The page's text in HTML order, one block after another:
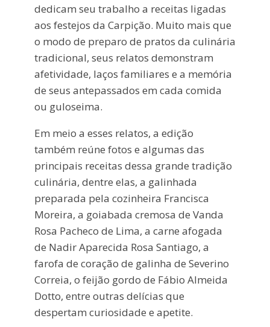
dedicam seu trabalho a receitas ligadas
aos festejos da Carpição. Muito mais que
o modo de preparo de pratos da culinária
tradicional, seus relatos demonstram
afetividade, laços familiares e a memória
de seus antepassados em cada comida
ou guloseima.
Em meio a esses relatos, a edição
também reúne fotos e algumas das
principais receitas dessa grande tradição
culinária, dentre elas, a galinhada
preparada pela cozinheira Francisca
Moreira, a goiabada cremosa de Vanda
Rosa Pacheco de Lima, a carne afogada
de Nadir Aparecida Rosa Santiago, a
farofa de coração de galinha de Severino
Correia, o feijão gordo de Fábio Almeida
Dotto, entre outras delícias que
despertam curiosidade e apetite.